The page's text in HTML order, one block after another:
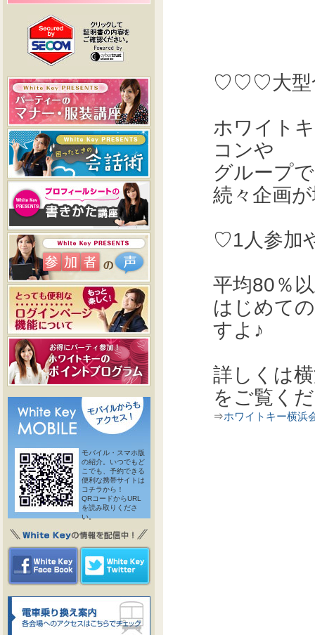
モバイル・スマホ版
の紹介。いつでもど
こでも、予約できる
便利な携帯サイトは
コチラから！
QRコードからURL
を読み取りくださ
い。
♡♡♡大型
ホワイト
コンや
グループ
続々企画
♡1人参加
平均80％
はじめて
すよ♪
詳しくは
をご覧く
⇒ホワイトキー横浜